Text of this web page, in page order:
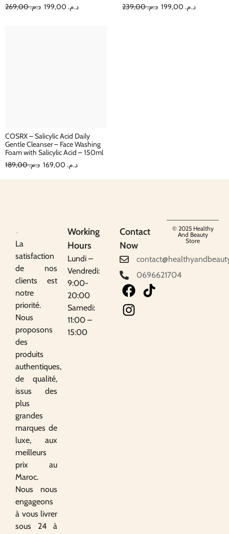
د.م.269,00 د.م.
د.م.239,00 د.م.
COSRX – Salicylic Acid Daily
Gentle Cleanser – Face Washing
Foam with Salicylic Acid – 150ml
د.م.189,00 د.م.
La
satisfaction
de nos
clients est
notre
priorité.
Nous
proposons
des
produits
authentiques,
de qualité,
issus des
plus
grandes
marques de
luxe, aux
meilleurs
prix au
Maroc.
Nous nous
engageons
à vous livrer
sous 24 à
Working
Hours
Lundi –
Vendredi:
9:00-
20:00
Samedi:
11:00 –
15:00
Contact
Now
0696621704
© 2025 Healthy
And Beauty
Store